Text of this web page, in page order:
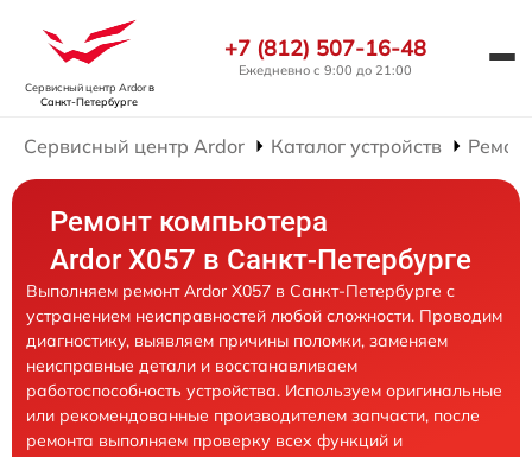
Сервисный центр Ardorв
Санкт-Петербурге
+7 (812) 507-16-48
Ежедневно с 9:00 до 21:00
Сервисный центр Ardor Каталог устройств
Ремонт компьютера
Ardor X057 в Санкт-Петербурге
Выполняем ремонт Ardor X057 в Санкт-Петербурге с
устранением неисправностей любой сложности. Проводим
диагностику, выявляем причины поломки, заменяем
неисправные детали и восстанавливаем
работоспособность устройства. Используем оригинальные
или рекомендованные производителем запчасти, после
ремонта выполняем проверку всех функций и